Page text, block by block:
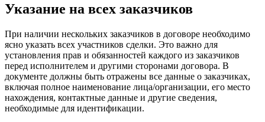
Указание на всех заказчиков
При наличии нескольких заказчиков в договоре необходимо
ясно указать всех участников сделки. Это важно для
установления прав и обязанностей каждого из заказчиков
перед исполнителем и другими сторонами договора. В
документе должны быть отражены все данные о заказчиках,
включая полное наименование лица/организации, его место
нахождения, контактные данные и другие сведения,
необходимые для идентификации.